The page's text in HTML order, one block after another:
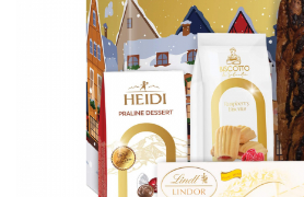
Intretinere masina de spalat
Insecticide si Capcane
Odorizante
Solutii desfundat tevi